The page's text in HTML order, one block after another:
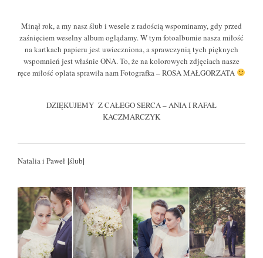
Minął rok, a my nasz ślub i wesele z radością wspominamy, gdy przed
zaśnięciem weselny album oglądamy. W tym fotoalbumie nasza miłość
na kartkach papieru jest uwieczniona, a sprawczynią tych pięknych
wspomnień jest właśnie ONA. To, że na kolorowych zdjęciach nasze
ręce miłość oplata sprawiła nam Fotografka – ROSA MAŁGORZATA
DZIĘKUJEMY Z CAŁEGO SERCA – ANIA I RAFAŁ
KACZMARCZYK
Natalia i Paweł |ślub|